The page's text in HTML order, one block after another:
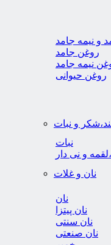
و نیمه جامد
روغن جامد
نیمه جامد
روغن حیوانی
و نبات
نبات
و نی دار
نان و غلات
نان
نان پیتزا
نان سنتی
نان صنعتی